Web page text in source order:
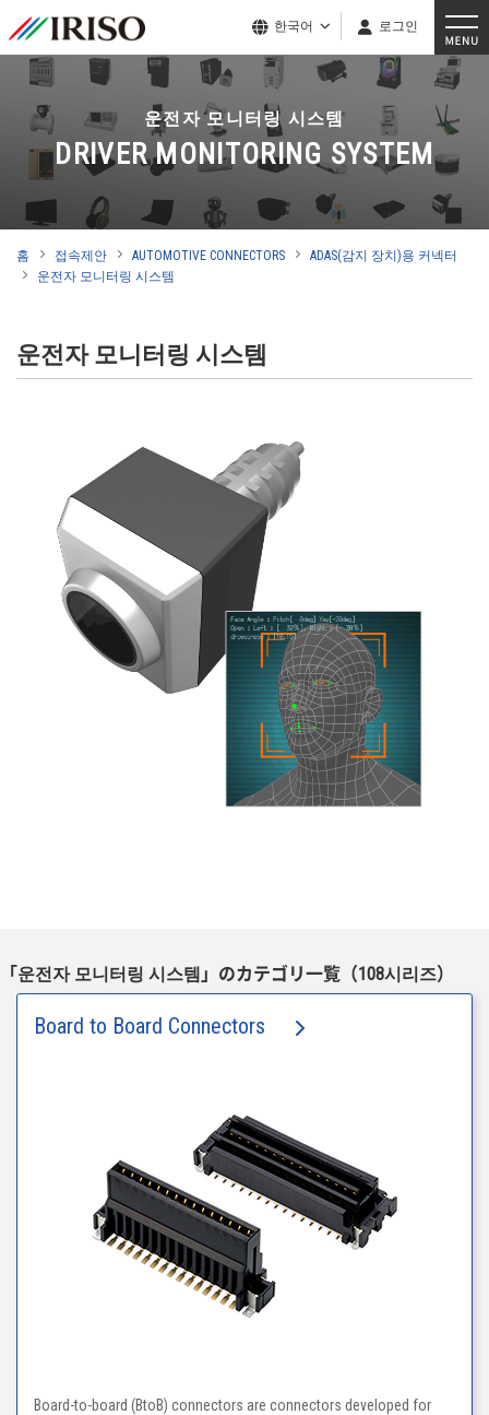
한국어 로그인
운전자 모니터링 시스템
DRIVER MONITORING SYSTEM
홈 접속제안 AUTOMOTIVE CONNECTORS
ADAS(감지 장치)용 커넥터
운전자 모니터링 시스템
운전자 모니터링 시스템
「운전자 모니터링 시스템」のカテゴリ一覧（108시리즈）
Board to Board Connectors
Board-to-board (BtoB) connectors are connectors developed for